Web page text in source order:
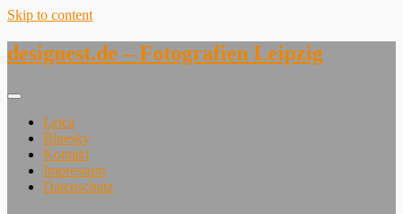
Skip to content
designest.de – Fotografien Leipzig
Leica
Bluesky
Kontakt
Impressum
Datenschutz